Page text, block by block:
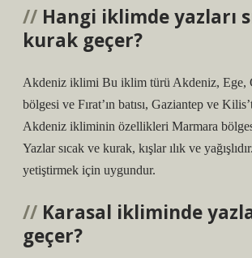
Hangi iklimde yazları
kurak geçer?
Akdeniz iklimi Bu iklim türü Akdeniz, Ege,
bölgesi ve Fırat’ın batısı, Gaziantep ve
Akdeniz ikliminin özellikleri Marmara
Yazlar sıcak ve kurak, kışlar ılık ve
yetiştirmek için uygundur.
Karasal ikliminde
geçer?